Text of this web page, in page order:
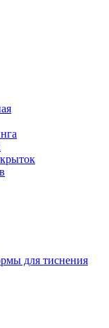
для тиснения